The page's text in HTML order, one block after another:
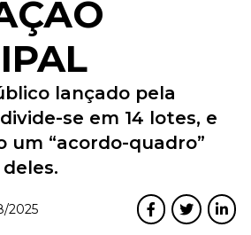
lançado pela
se em 14 lotes, e
um “acordo-quadro”
2025